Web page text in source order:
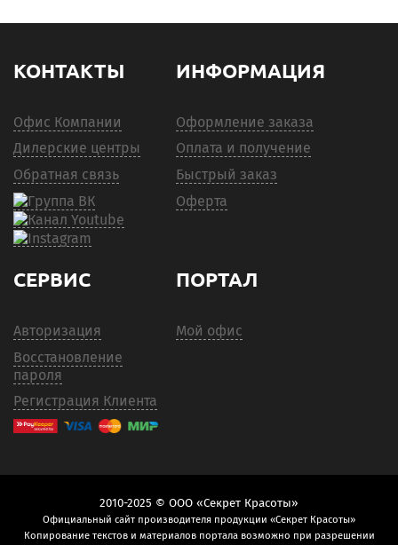
КОНТАКТЫ
Офис Компании
Дилерские центры
Обратная связь
ИНФОРМАЦИЯ
Оформление заказа
Оплата и получение
Быстрый заказ
Оферта
СЕРВИС
Авторизация
Восстановление
пароля
Регистрация Клиента
ПОРТАЛ
Мой офис
2010-2025 © ООО «Секрет Красоты»
Официальный сайт производителя продукции «Секрет Красоты»
Копирование текстов и материалов портала возможно при разрешении